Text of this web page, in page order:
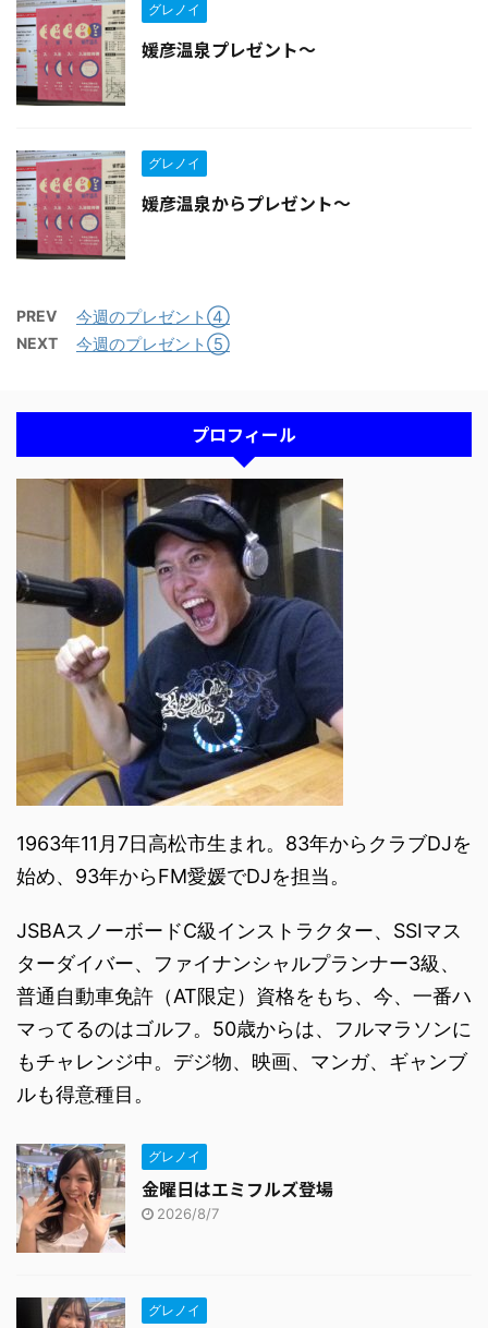
グレノイ
媛彦温泉プレゼント〜
グレノイ
媛彦温泉からプレゼント〜
PREV 今週のプレゼント④
NEXT 今週のプレゼント⑤
プロフィール
1963年11月7日高松市生まれ。83年からクラブDJを
始め、93年からFM愛媛でDJを担当。
JSBAスノーボードC級インストラクター、SSIマス
ターダイバー、ファイナンシャルプランナー3級、
普通自動車免許（AT限定）資格をもち、今、一番ハ
マってるのはゴルフ。50歳からは、フルマラソンに
もチャレンジ中。デジ物、映画、マンガ、ギャンブ
ルも得意種目。
グレノイ
金曜日はエミフルズ登場
2026/8/7
グレノイ